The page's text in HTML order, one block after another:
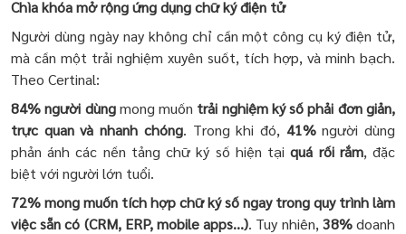
Chìa khóa mở rộng ứng dụng chữ ký điện tử
Người dùng ngày nay không chỉ cần một công cụ ký điện tử,
mà cần một trải nghiệm xuyên suốt, tích hợp, và minh bạch.
Theo Certinal:
84% người dùngmong muốn trải nghiệm ký số phải đơn giản,
trực quan và nhanh chóng. Trong khi đó, 41%người dùng
phản ánh các nền tảng chữ ký số hiện tạiquá rối rắm, đặc
biệt với người lớn tuổi.
72% mong muốn tích hợp chữ ký số ngay trong quy trình làm
việc sẵn có (CRM, ERP, mobile apps...). Tuy nhiên, 38%doanh